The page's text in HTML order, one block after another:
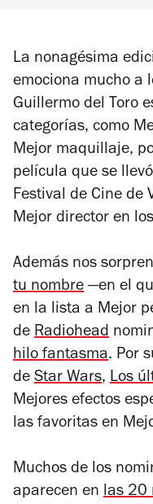
La nonagésima
emociona mucho a
Guillermo del Toro
categorías, como
Mejor maquillaje,
película que se
Festival de Cine de
Mejor director en
Además nos
tu nombre —en el
en la lista a Mejor
de Radiohead
hilo fantasma. Por
de Star Wars, Los
Mejores efectos
las favoritas en
Muchos de los
aparecen en las 20